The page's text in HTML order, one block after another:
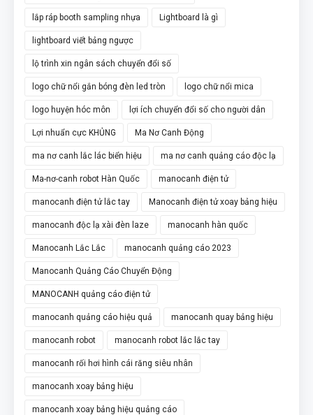
lắp ráp booth sampling nhựa Lightboard là gì
lightboard viết bảng ngược
lộ trình xin ngân sách chuyển đổi số
logo chữ nổi gắn bóng đèn led tròn logo chữ nổi mica
logo huyện hóc môn lợi ích chuyển đổi số cho người dân
Lợi nhuẩn cực KHỦNG Ma Nơ Canh Động
ma nơ canh lắc lác biển hiệu ma nơ canh quảng cáo độc lạ
Ma-nơ-canh robot Hàn Quốc manocanh điện tử
manocanh điện tử lắc tay Manocanh điện tử xoay bảng hiệu
manocanh độc lạ xài đèn laze manocanh hàn quốc
Manocanh Lắc Lắc manocanh quảng cáo 2023
Manocanh Quảng Cáo Chuyển Động
MANOCANH quảng cáo điện tử
manocanh quảng cáo hiệu quả manocanh quay bảng hiệu
manocanh robot manocanh robot lắc lắc tay
manocanh rối hơi hình cái răng siêu nhân
manocanh xoay bảng hiệu
manocanh xoay bảng hiệu quảng cáo